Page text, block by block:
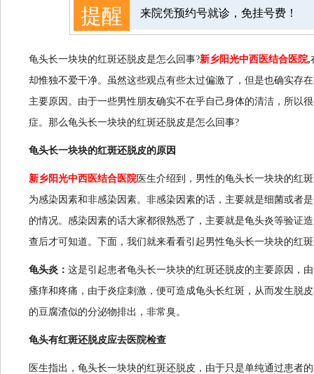
提醒
来院凭预约号就诊，免挂号费！
龟头长一块块的红斑还脱皮是怎么回事?新乡阳光中西医结合医院,
却惟独不爱干净。虽然这些观点有些太过偏激了，但是也确实存
主要原因。由于一些男性朋友确实不在乎自己身体的清洁，所以
症。那么龟头长一块块的红斑还脱皮是怎么回事?
龟头长一块块的红斑还脱皮的原因
新乡阳光中西医结合医院 医生介绍到，男性的龟头长一块块的红
为感染因素和非感染因素。非感染因素的话，主要就是细菌或者
的情况。感染因素的话大家都很熟悉了，主要就是龟头炎等验证
查后才可知道。下面，我们就来看看引起男性龟头长一块块的红
龟头炎： 这是引起患者龟头长一块块的红斑还脱皮的主要原因，
瘙痒和疼痛，由于炎症刺激，便可造成龟头长红斑，从而发生脱
的豆腐渣似的分泌物排出，非常臭。
龟头有红斑还脱皮应去医院检查
医生指出，龟头长一块块的红斑还脱皮，由于只是单纯通过患者